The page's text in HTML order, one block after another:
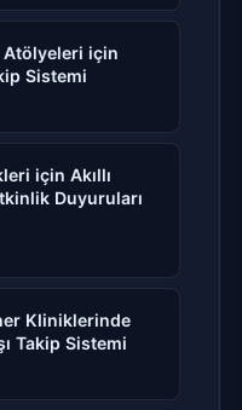
Atölyeleri için
Sistemi
için Akıllı
Duyuruları
Kliniklerinde
Takip Sistemi